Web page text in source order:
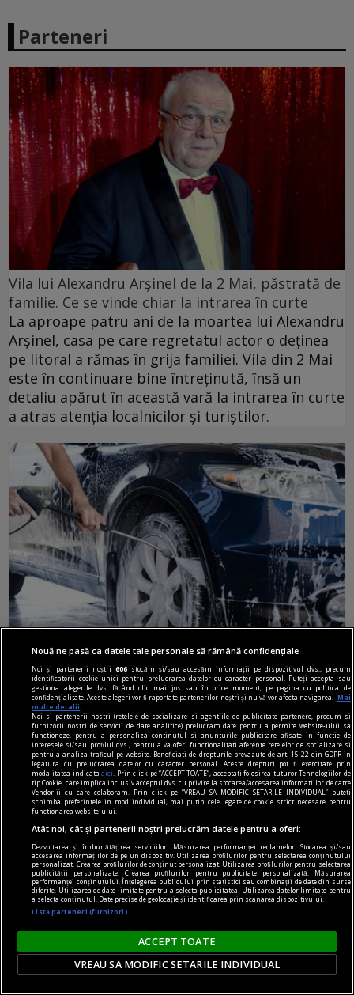
Parteneri
Vila lui Alexandru Arșinel de la 2 Mai, păstrată de
familie. Ce se vinde chiar la intrarea în curte
La aproape patru ani de la moartea lui Alexandru
Arșinel, casa pe care regretatul actor o deținea
pe litoral a rămas în grija familiei. Vila din 2 Mai
este în continuare bine întreținută, însă un
detaliu apărut în această vară la intrarea în curte
a atras atenția localnicilor și turiștilor.
Țara unde poți primi amendă dacă îți speli
mașina acasă. Sancțiunile pot ajunge chiar și la
50.000 de euro
O măsură severă a fost introdusă în Germania,
menită să-i descurajeze pe oameni să-și mai
spele mașina acasă. Din cauza caniculei și a
secetei prelungite, autoritățile sunt nevoite să
impună restricții privind consumul de apă. Din
acest motiv, cei care nu respectă noile reguli
riscă amenzi uriașe.
Nouă ne pasă ca datele tale personale să rămână confidențiale
Noi și partenerii noștri606 stocăm și/sau accesăm informații pe dispozitivul dvs., precum
identificatorii cookie unici pentru prelucrarea datelor cu caracter personal. Puteți accepta sau
gestiona alegerile dvs. făcând clic mai jos sau în orice moment, pe pagina cu politica de
confidențialitate. Aceste alegeri vor fi raportate partenerilor noștri și nu vă vor afecta navigarea.
Mai
multe detalii
Noi si partenerii nostri (retelele de socializare si agentiile de publicitate partenere, precum si
furnizorii nostri de servicii de date analitice) prelucram date pentru a permite website-ului sa
functioneze, pentru a personaliza continutul si anunturile publicitare afisate in functie de
interesele si/sau profilul dvs., pentru a va oferi functionalitati aferente retelelor de socializare si
pentru a analiza traficul pe website. Beneficiati de drepturile prevazute de art. 15-22 din GDPR in
legatura cu prelucrarea datelor cu caracter personal. Aceste drepturi pot fi exercitate prin
modalitatea indicataaici
. Prin click pe “ACCEPT TOATE”, acceptati folosirea tuturor Tehnologiilor de
tip Cookie, care implica inclusiv acceptul dvs. cu privire la stocarea/accesarea informatiilor de catre
Vendor-ii cu care colaboram. Prin click pe “VREAU SA MODIFIC SETARILE INDIVIDUAL” puteti
schimba preferintele in mod individual, mai putin cele legate de cookie strict necesare pentru
functionarea website-ului.
Atât noi, cât și partenerii noștri prelucrăm datele pentru a oferi:
Dezvoltarea și îmbunătățirea serviciilor. Măsurarea performanței reclamelor. Stocarea și/sau
accesarea informațiilor de pe un dispozitiv. Utilizarea profilurilor pentru selectarea conținutului
personalizat. Crearea profilurilor de conținut personalizat. Utilizarea profilurilor pentru selectarea
publicității personalizate. Crearea profilurilor pentru publicitate personalizată. Măsurarea
performanței conținutului. Înțelegerea publicului prin statistici sau combinații de date din surse
diferite. Utilizarea de date limitate pentru a selecta publicitatea. Utilizarea datelor limitate pentru
a selecta conținutul. Date precise de geolocație și identificarea prin scanarea dispozitivului.
Listă parteneri (furnizori)
ACCEPT TOATE
VREAU SA MODIFIC SETARILE INDIVIDUAL